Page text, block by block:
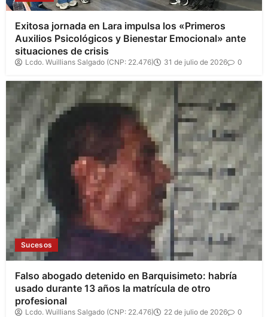
Exitosa jornada en Lara impulsa los «Primeros
Auxilios Psicológicos y Bienestar Emocional» ante
situaciones de crisis
Lcdo. Wuillians Salgado (CNP: 22.476) 31 de julio de 2026 0
Sucesos
Falso abogado detenido en Barquisimeto: habría
usado durante 13 años la matrícula de otro
profesional
Lcdo. Wuillians Salgado (CNP: 22.476) 22 de julio de 2026 0